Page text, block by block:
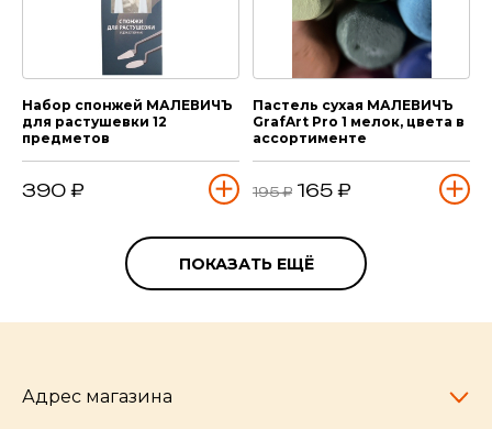
Набор спонжей МАЛЕВИЧЪ
для растушевки 12
предметов
390 ₽
Пастель сухая МАЛЕВИЧЪ
GrafArt Pro 1 мелок, цвета в
ассортименте
195 ₽ 165 ₽
ПОКАЗАТЬ ЕЩЁ
Адрес магазина